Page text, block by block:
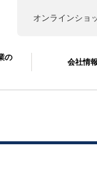
オンラインショ
の
会社情報